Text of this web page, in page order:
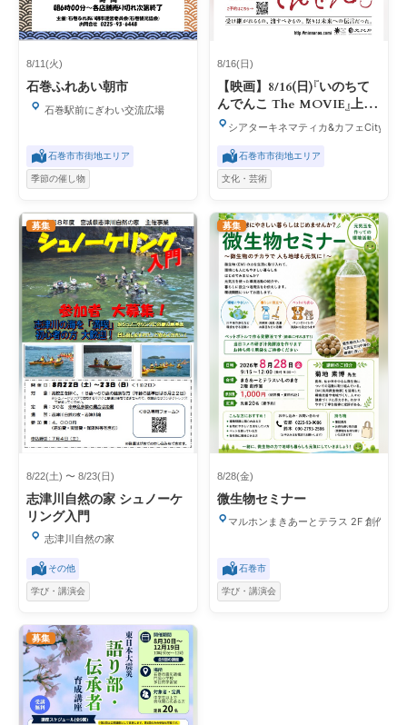
8/11(火)
石巻ふれあい朝市
石巻駅前にぎわい交流広場
石巻市市街地エリア
季節の催し物
8/16(日)
【映画】8/16(日)『いのちて
んでんこ The MOVIE』上映
会【三陸シネマジャーニー
シアターキネマティカ&カフェCity
石巻市市街地エリア
文化・芸術
募集
8/22(土) 〜 8/23(日)
志津川自然の家 シュノーケ
リング入門
志津川自然の家
その他
学び・講演会
募集
8/28(金)
微生物セミナー
マルホンまきあーとテラス 2F 創作室
石巻市
学び・講演会
募集